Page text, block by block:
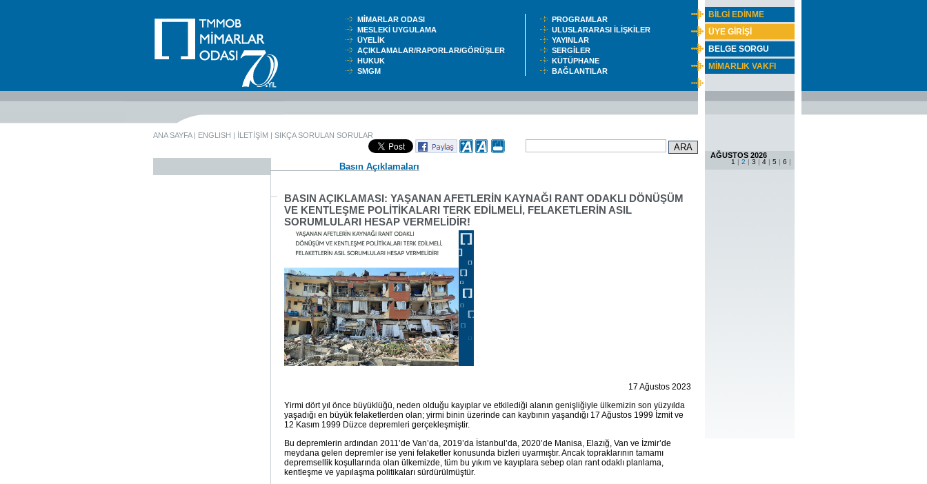
BİLGİ EDİNME
ÜYE GİRİŞİ
BELGE SORGU
MİMARLIK VAKFI
AĞUSTOS 2026
1 | 2 | 3 | 4 | 5 | 6 |
MİMARLAR ODASI
MESLEKİ UYGULAMA
ÜYELİK
AÇIKLAMALAR/RAPORLAR/GÖRÜŞLER
HUKUK
SMGM
PROGRAMLAR
ULUSLARARASI İLİŞKİLER
YAYINLAR
SERGİLER
KÜTÜPHANE
BAĞLANTILAR
ANA SAYFA| ENGLISH | İLETİŞİM | SIKÇA SORULAN SORULAR
Basın Açıklamaları
BASIN AÇIKLAMASI: YAŞANAN AFETLERİN KAYNAĞI RANT ODAKLI DÖNÜŞÜM
VE KENTLEŞME POLİTİKALARI TERK EDİLMELİ, FELAKETLERİN ASIL
SORUMLULARI HESAP VERMELİDİR!
17 Ağustos 2023
Yirmi dört yıl önce büyüklüğü, neden olduğu kayıplar ve etkilediği alanın genişliğiyle ülkemizin son yüzyılda
yaşadığı en büyük felaketlerden olan; yirmi binin üzerinde can kaybının yaşandığı 17 Ağustos 1999 İzmit ve
12 Kasım 1999 Düzce depremleri gerçekleşmiştir.
Bu depremlerin ardından 2011’de Van’da, 2019’da İstanbul’da, 2020’de Manisa, Elazığ, Van ve İzmir’de
meydana gelen depremler ise yeni felaketler konusunda bizleri uyarmıştır. Ancak topraklarının tamamı
depremsellik koşullarında olan ülkemizde, tüm bu yıkım ve kayıplara sebep olan rant odaklı planlama,
kentleşme ve yapılaşma politikaları sürdürülmüştür.